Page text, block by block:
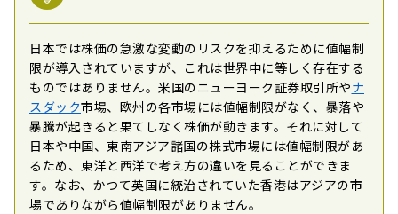
日本では株価の急激な変動のリスクを抑えるために値幅制
限が導入されていますが、これは世界中に等しく存在する
ものではありません。米国のニューヨーク証券取引所やナ
スダック市場、欧州の各市場には値幅制限がなく、暴落や
暴騰が起きると果てしなく株価が動きます。それに対して
日本や中国、東南アジア諸国の株式市場には値幅制限があ
るため、東洋と西洋で考え方の違いを見ることができま
す。なお、かつて英国に統治されていた香港はアジアの市
場でありながら値幅制限がありません。